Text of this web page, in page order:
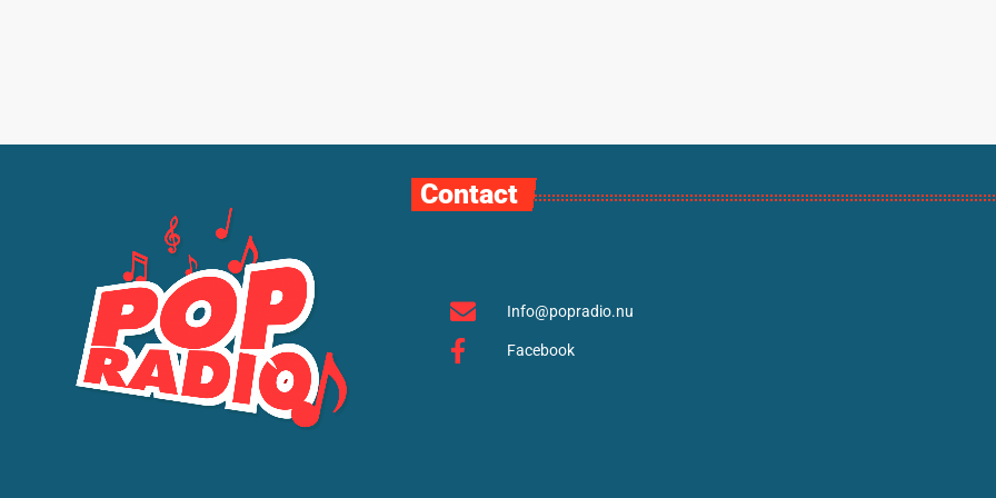
Contact
Info@popradio.nu
Facebook